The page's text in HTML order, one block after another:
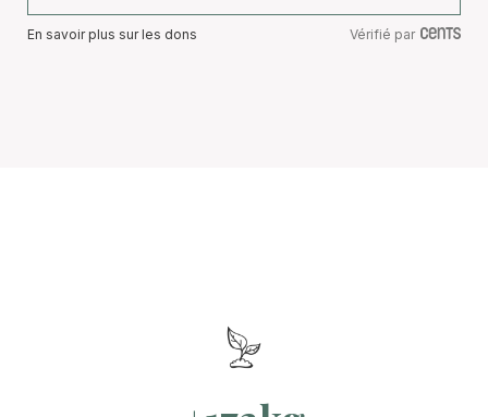
En savoir plus sur les dons Vérifié par